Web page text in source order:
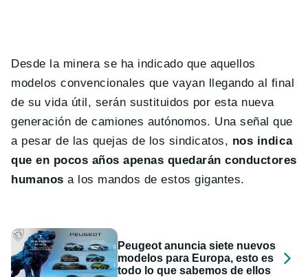
Desde la minera se ha indicado que aquellos
modelos convencionales que vayan llegando al final
de su vida útil, serán sustituidos por esta nueva
generación de camiones autónomos. Una señal que
a pesar de las quejas de los sindicatos, nos indica
que en pocos años apenas quedarán conductores
humanos a los mandos de estos gigantes.
Peugeot anuncia siete nuevos
modelos para Europa, esto es
todo lo que sabemos de ellos